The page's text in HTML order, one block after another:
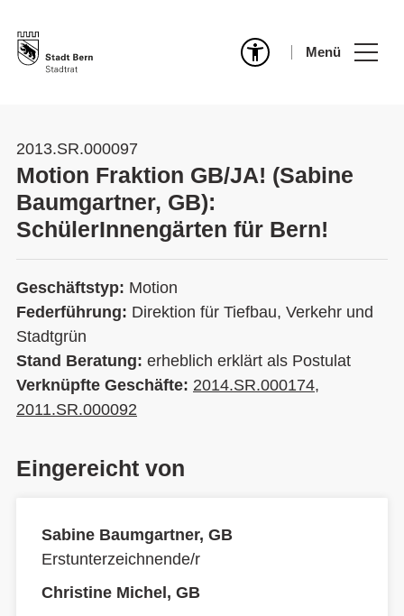
Menü
2013.SR.000097
Motion Fraktion GB/JA! (Sabine
Baumgartner, GB):
SchülerInnengärten für Bern!
Geschäftstyp: Motion
Federführung: Direktion für Tiefbau, Verkehr und
Stadtgrün
Stand Beratung: erheblich erklärt als Postulat
Verknüpfte Geschäfte: 2014.SR.000174,
2011.SR.000092
Eingereicht von
Sabine Baumgartner, GB
Erstunterzeichnende/r
Christine Michel, GB